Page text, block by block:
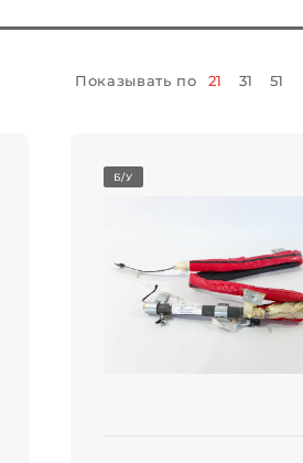
Показывать по 21 31 51
Б/У